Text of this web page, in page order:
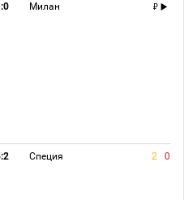
Милан
Специя 2 0